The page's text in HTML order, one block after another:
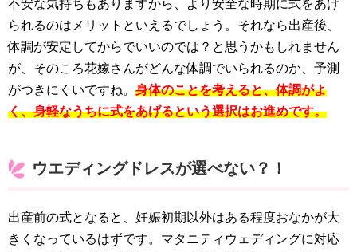
不安な気持ちもありますから、より安全な時期に式をあげ
られるのはメリットといえるでしょう。それなら出産後、
体調が安定してからでいいのでは？と思うかもしれません
が、そのころ花嫁さんがどんな体調でいられるのか、予測
がつきにくいですね。 身体のことを考えると、体調がよ
く、身軽なうちに式をあげるという選択はお進めです。
ウエディングドレスが選べない？！
出産前の式となると、妊娠初期以外はある程度おなかが大
きくなっているはずです。マタニティウェディングに対応